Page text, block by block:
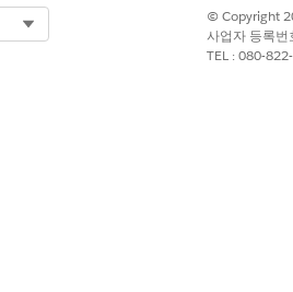
시기 적절한 유지 보수와 주기적인 점검
입니다. 딜러의 서비스 에이전트나
비스 유형, 기술자, 서비스 센터 위치, 선
© Copyright
사업자 등록
TEL : 080-